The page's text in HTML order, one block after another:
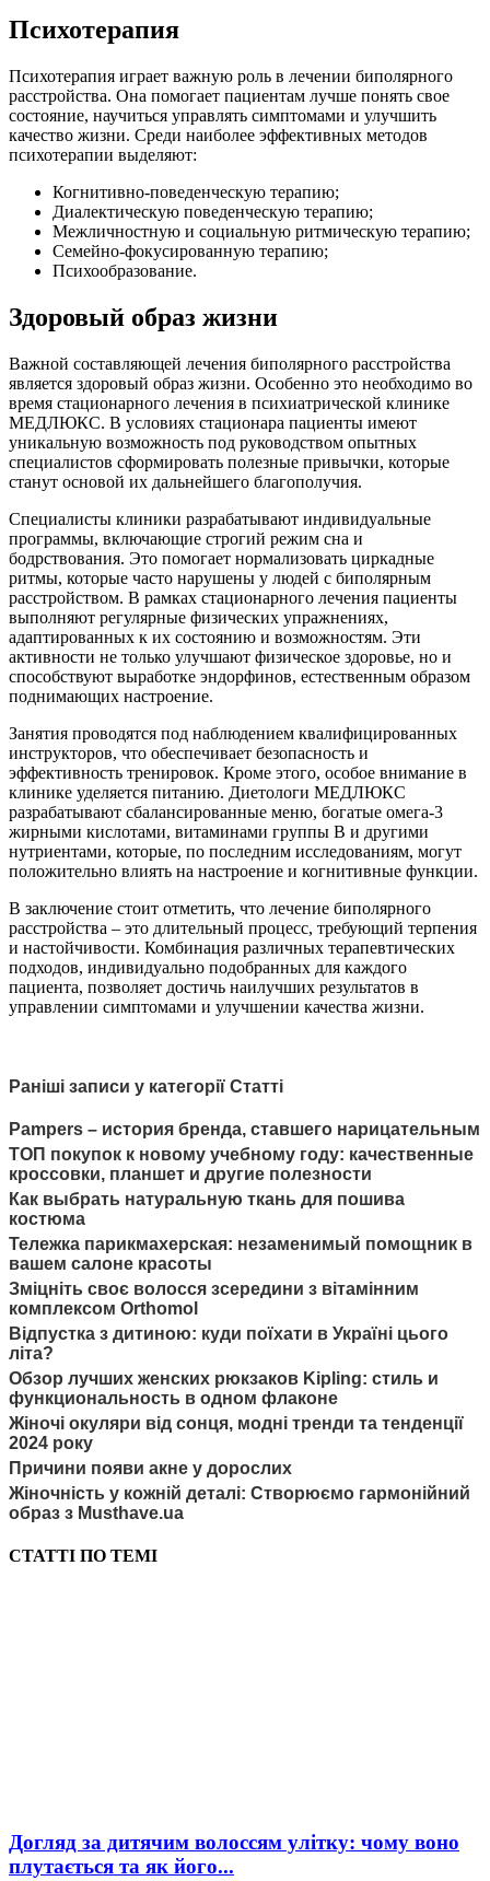
Психотерапия
Психотерапия играет важную роль в лечении биполярного
расстройства. Она помогает пациентам лучше понять свое
состояние, научиться управлять симптомами и улучшить
качество жизни. Среди наиболее эффективных методов
психотерапии выделяют:
Когнитивно-поведенческую терапию;
Диалектическую поведенческую терапию;
Межличностную и социальную ритмическую терапию;
Семейно-фокусированную терапию;
Психообразование.
Здоровый образ жизни
Важной составляющей лечения биполярного расстройства
является здоровый образ жизни. Особенно это необходимо во
время стационарного лечения в психиатрической клинике
МЕДЛЮКС. В условиях стационара пациенты имеют
уникальную возможность под руководством опытных
специалистов сформировать полезные привычки, которые
станут основой их дальнейшего благополучия.
Специалисты клиники разрабатывают индивидуальные
программы, включающие строгий режим сна и
бодрствования. Это помогает нормализовать циркадные
ритмы, которые часто нарушены у людей с биполярным
расстройством. В рамках стационарного лечения пациенты
выполняют регулярные физических упражнениях,
адаптированных к их состоянию и возможностям. Эти
активности не только улучшают физическое здоровье, но и
способствуют выработке эндорфинов, естественным образом
поднимающих настроение.
Занятия проводятся под наблюдением квалифицированных
инструкторов, что обеспечивает безопасность и
эффективность тренировок. Кроме этого, особое внимание в
клинике уделяется питанию. Диетологи МЕДЛЮКС
разрабатывают сбалансированные меню, богатые омега-3
жирными кислотами, витаминами группы В и другими
нутриентами, которые, по последним исследованиям, могут
положительно влиять на настроение и когнитивные функции.
В заключение стоит отметить, что лечение биполярного
расстройства – это длительный процесс, требующий терпения
и настойчивости. Комбинация различных терапевтических
подходов, индивидуально подобранных для каждого
пациента, позволяет достичь наилучших результатов в
управлении симптомами и улучшении качества жизни.
Раніші записи у категорії Статті
Pampers – история бренда, ставшего нарицательным
ТОП покупок к новому учебному году: качественные
кроссовки, планшет и другие полезности
Как выбрать натуральную ткань для пошива
костюма
Тележка парикмахерская: незаменимый помощник в
вашем салоне красоты
Зміцніть своє волосся зсередини з вітамінним
комплексом Orthomol
Відпустка з дитиною: куди поїхати в Україні цього
літа?
Обзор лучших женских рюкзаков Kipling: стиль и
функциональность в одном флаконе
Жіночі окуляри від сонця, модні тренди та тенденції
2024 року
Причини появи акне у дорослих
Жіночність у кожній деталі: Створюємо гармонійний
образ з Musthave.ua
СТАТТІ ПО ТЕМІ
Догляд за дитячим волоссям улітку: чому воно
плутається та як його...